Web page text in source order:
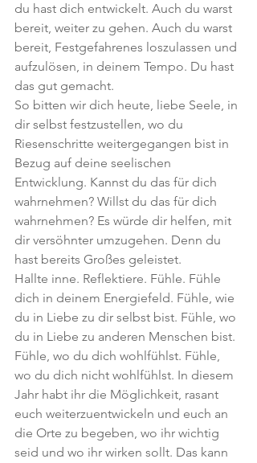
du hast dich entwickelt. Auch du warst
bereit, weiter zu gehen. Auch du warst
bereit, Festgefahrenes loszulassen und
aufzulösen, in deinem Tempo. Du hast
das gut gemacht.
So bitten wir dich heute, liebe Seele, in
dir selbst festzustellen, wo du
Riesenschritte weitergegangen bist in
Bezug auf deine seelischen
Entwicklung. Kannst du das für dich
wahrnehmen? Willst du das für dich
wahrnehmen? Es würde dir helfen, mit
dir versöhnter umzugehen. Denn du
hast bereits Großes geleistet.
Hallte inne. Reflektiere. Fühle. Fühle
dich in deinem Energiefeld. Fühle, wie
du in Liebe zu dir selbst bist. Fühle, wo
du in Liebe zu anderen Menschen bist.
Fühle, wo du dich wohlfühlst. Fühle,
wo du dich nicht wohlfühlst. In diesem
Jahr habt ihr die Möglichkeit, rasant
euch weiterzuentwickeln und euch an
die Orte zu begeben, wo ihr wichtig
seid und wo ihr wirken sollt. Das kann